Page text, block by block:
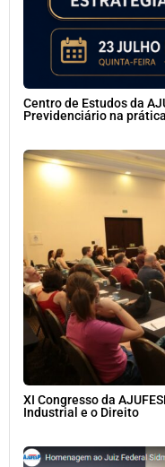
Centro de Estudos da
Previdenciário na prática
XI Congresso da
Industrial e o Direito